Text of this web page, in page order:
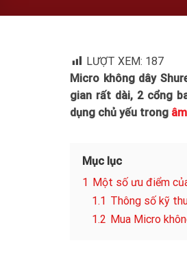
LƯỢT XEM: 187
Micro không dây
gian rất dài, 2 cổng
dụng chủ yếu trong
Mục lục
1 Một số ưu điểm
1.1 Thông số kỹ
1.2 Mua Micro